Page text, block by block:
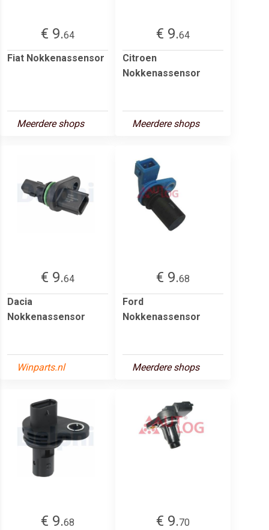
€ 9.64
Fiat Nokkenassensor
Meerdere shops
€ 9.64
Citroen
Nokkenassensor
Meerdere shops
€ 9.64
Dacia
Nokkenassensor
Winparts.nl
€ 9.68
Ford
Nokkenassensor
Meerdere shops
€ 9.68
€ 9.70